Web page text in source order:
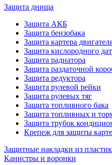
Защита днища
Защита АКБ
Защита бензобака
Защита картера
Защита кислородного
Защита радиатора
Защита раздаточной
Защита редуктора
Защита рулевой рейки
Защита рулевых тяг
Защита топливного бака
Защита топливных и
Защита трубок
Крепеж для защиты
Защитные накладки из
Канистры и воронки